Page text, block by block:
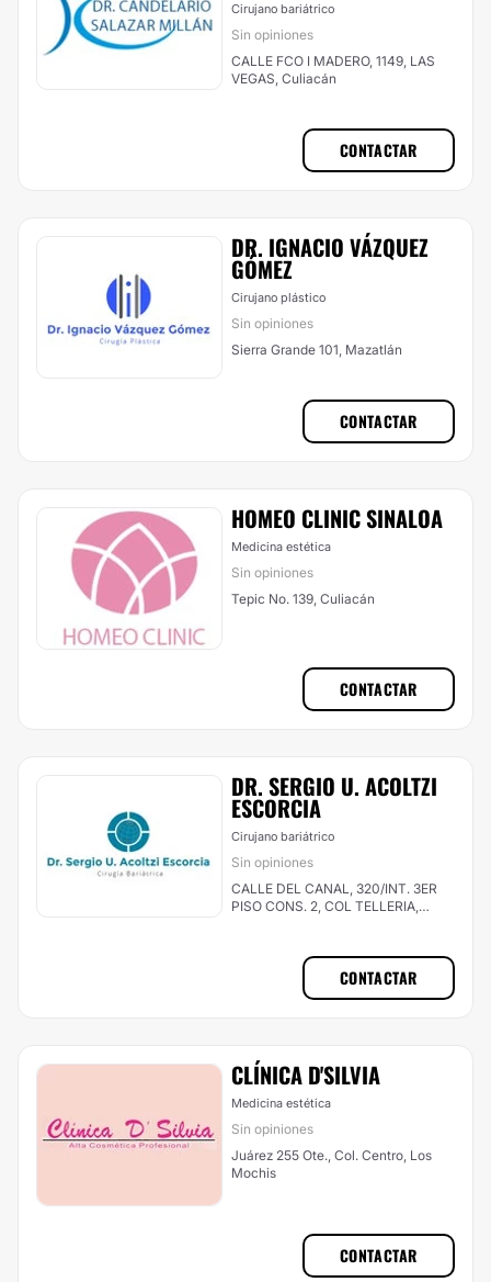
Cirujano bariátrico
Sin opiniones
CALLE FCO I MADERO, 1149, LAS
VEGAS, Culiacán
CONTACTAR
DR. IGNACIO VÁZQUEZ
GÓMEZ
Cirujano plástico
Sin opiniones
Sierra Grande 101, Mazatlán
CONTACTAR
HOMEO CLINIC SINALOA
Medicina estética
Sin opiniones
Tepic No. 139, Culiacán
CONTACTAR
DR. SERGIO U. ACOLTZI
ESCORCIA
Cirujano bariátrico
Sin opiniones
CALLE DEL CANAL, 320/INT. 3ER
PISO CONS. 2, COL TELLERIA,
CONTACTAR
CLÍNICA D'SILVIA
Medicina estética
Sin opiniones
Juárez 255 Ote., Col. Centro, Los
Mochis
CONTACTAR